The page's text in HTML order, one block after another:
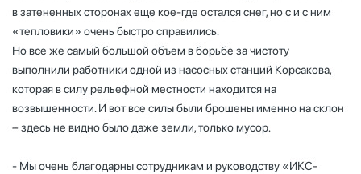
в затененных сторонах еще кое-где остался снег, но с и с ним
«тепловики» очень быстро справились.
Но все же самый большой объем в борьбе за чистоту
выполнили работники одной из насосных станций Корсакова,
которая в силу рельефной местности находится на
возвышенности. И вот все силы были брошены именно на склон
– здесь не видно было даже земли, только мусор.
- Мы очень благодарны сотрудникам и руководству «ИКС-